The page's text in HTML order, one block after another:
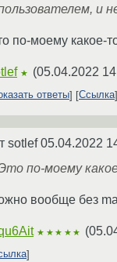
и
по-моему какое-
★ (05.04.2022
ответы
Ссылка
sotlef05.04.2022
по-моему
вообще без
★★★★★ (